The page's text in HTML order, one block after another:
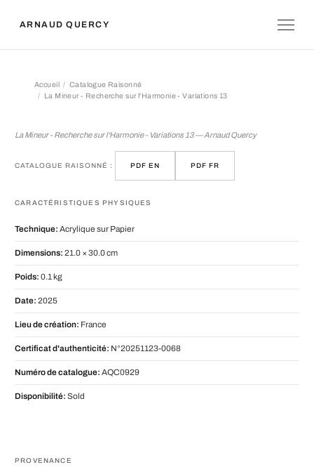
ARNAUD QUERCY
Accueil
Catalogue Raisonné
La Mineur - Recherche sur l'Harmonie - Variations 13
La Mineur - Recherche sur l'Harmonie - Variations 13 — Arnaud Quercy
CATALOGUE RAISONNÉ : PDF EN PDF FR
CARACTÉRISTIQUES PHYSIQUES
Technique: Acrylique sur Papier
Dimensions: 21.0 × 30.0 cm
Poids: 0.1 kg
Date: 2025
Lieu de création: France
Certificat d'authenticité: N°20251123-0068
Numéro de catalogue: AQC0929
Disponibilité: Sold
PROVENANCE